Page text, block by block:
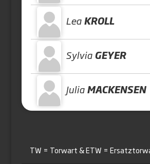
Lea KROLL
Sylvia GEYER
Julia MACKENSEN
TW = Torwart & ETW =